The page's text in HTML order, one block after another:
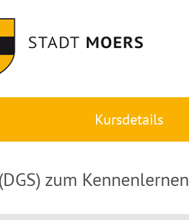
Kursdetails
zum Kennenlernen